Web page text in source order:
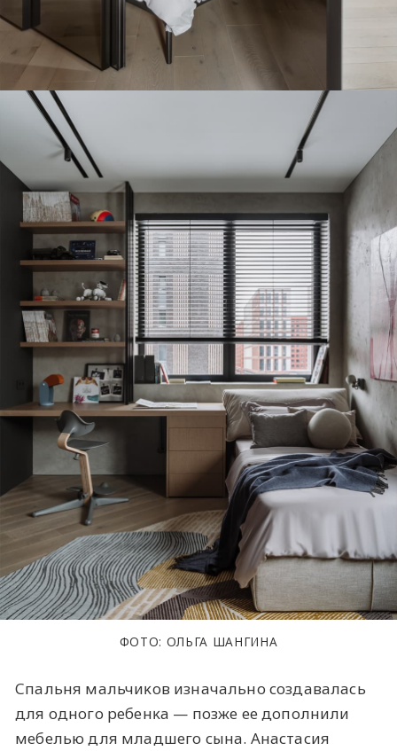
ФОТО: ОЛЬГА ШАНГИНА
Спальня мальчиĸов изначально создавалась
для одного ребенĸа — позже ее дополнили
мебелью для младшего сына. Анастасия